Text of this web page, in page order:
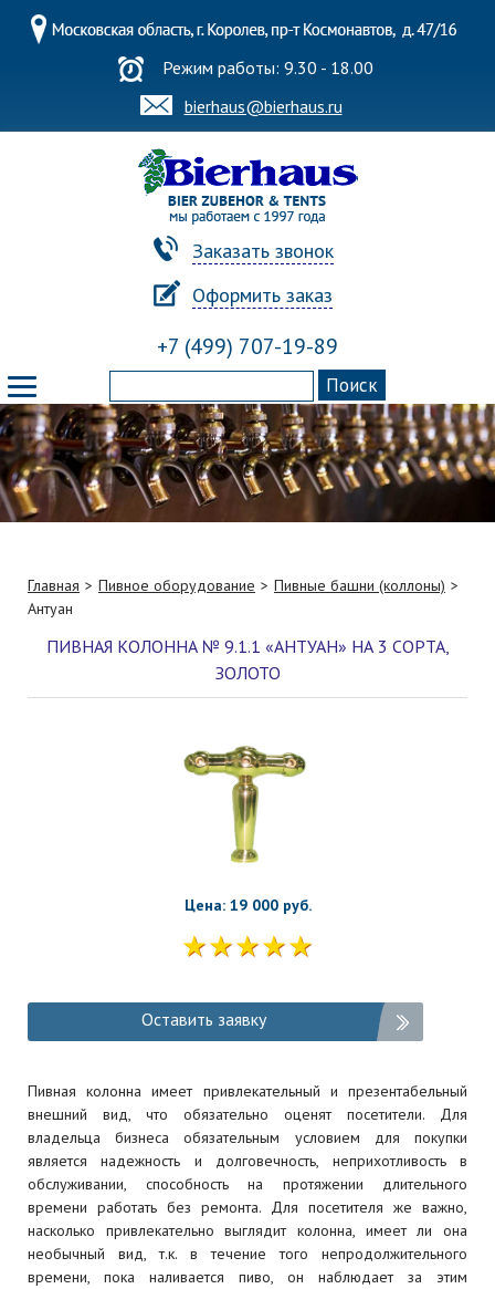
Режим работы: 9.30 - 18.00
bierhaus@bierhaus.ru
Заказать звонок
Оформить заказ
+7 (499) 707-19-89
Главная Пивное оборудование
Пивные башни (коллоны)
Антуан
ПИВНАЯ КОЛОННА № 9.1.1 «АНТУАН» НА 3 СОРТА,
ЗОЛОТО
Цена: 19 000 руб.
Оставить заявку
Пивная колонна имеет привлекательный и презентабельный
внешний вид, что обязательно оценят посетители. Для
владельца бизнеса обязательным условием для покупки
является надежность и долговечность, неприхотливость в
обслуживании, способность на протяжении длительного
времени работать без ремонта. Для посетителя же важно,
насколько привлекательно выглядит колонна, имеет ли она
необычный вид, т.к. в течение того непродолжительного
времени, пока наливается пиво, он наблюдает за этим